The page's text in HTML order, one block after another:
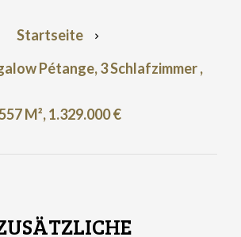
Startseite
Pétange, 3 Schlafzimmer ,
M², 1.329.000 €